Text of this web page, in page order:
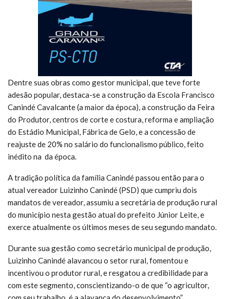
Dentre suas obras como gestor municipal, que teve forte
adesão popular, destaca-se a construção da Escola Francisco
Canindé Cavalcante (a maior da época), a construção da Feira
do Produtor, centros de corte e costura, reforma e ampliação
do Estádio Municipal, Fábrica de Gelo, e a concessão de
reajuste de 20% no salário do funcionalismo público, feito
inédito na da época.
A tradição política da família Canindé passou então para o
atual vereador Luizinho Canindé (PSD) que cumpriu dois
mandatos de vereador, assumiu a secretária de produção rural
do município nesta gestão atual do prefeito Júnior Leite, e
exerce atualmente os últimos meses de seu segundo mandato.
Durante sua gestão como secretário municipal de produção,
Luizinho Canindé alavancou o setor rural, fomentou e
incentivou o produtor rural, e resgatou a credibilidade para
com este segmento, conscientizando-o de que “o agricultor,